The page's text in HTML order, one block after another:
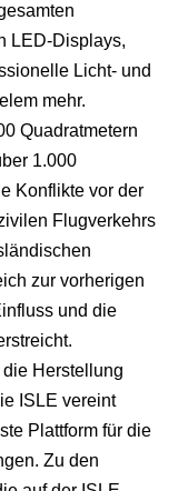
LED-Displays,
Licht- und
mehr.
Quadratmetern
1.000
Konflikte vor der
Flugverkehrs
zur vorherigen
und die
Herstellung
ISLE vereint
Plattform für die
Zu den